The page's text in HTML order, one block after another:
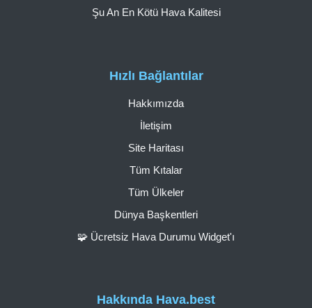
Hakkında Hava.best
Hızlı Bağlantılar
Hakkımızda
İletişim
Site Haritası
Tüm Kıtalar
Tüm Ülkeler
Dünya Başkentleri
🧩 Ücretsiz Hava Durumu Widget'ı
Şu An En Kötü Hava Kalitesi